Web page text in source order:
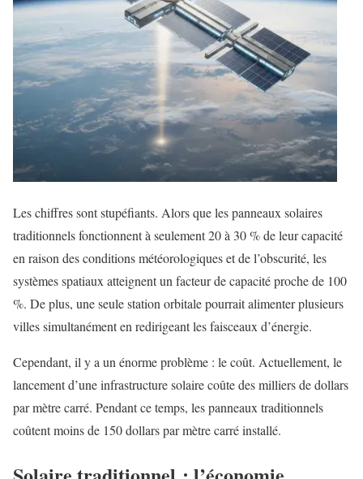
Les chiffres sont stupéfiants. Alors que les panneaux solaires
traditionnels fonctionnent à seulement 20 à 30 % de leur capacité
en raison des conditions météorologiques et de l’obscurité, les
systèmes spatiaux atteignent un facteur de capacité proche de 100
%. De plus, une seule station orbitale pourrait alimenter plusieurs
villes simultanément en redirigeant les faisceaux d’énergie.
Cependant, il y a un énorme problème : le coût. Actuellement, le
lancement d’une infrastructure solaire coûte des milliers de dollars
par mètre carré. Pendant ce temps, les panneaux traditionnels
coûtent moins de 150 dollars par mètre carré installé.